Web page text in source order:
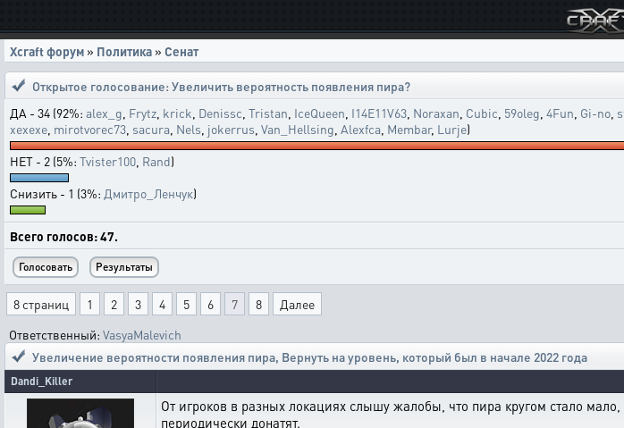
Xcraft форум » Политика » Сенат
Открытое голосование:Увеличить вероятность появления пира?
ДА - 34 (92%: alex_g Frytz krick Denissc Tristan IceQueen I14E11V63 Noraxan Cubic 59oleg 4Fun Gi-no
xexexe mirotvorec73 sacura Nels jokerrus Van_Hellsing Alexfca Membar, Lurje)
НЕТ - 2 (5%: Tvister100 Rand)
Снизить - 1 (3%: Дмитро_Ленчук)
Всего голосов: 47.
8 страниц 1 2 3 4 5 6 7 8
Далее
Ответственный: VasyaMalevich
Увеличение вероятности появления пира, Вернуть на уровень, который был в начале 2022 года
Dandi_Killer
От игроков в разных локациях слышу жалобы, что пира кругом стало
периодически донатят.